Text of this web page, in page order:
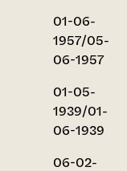
01-06-
1957/05-
06-1957
01-05-
1939/01-
06-1939
06-02-